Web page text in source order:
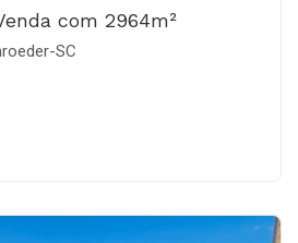
com 2964m²
SC